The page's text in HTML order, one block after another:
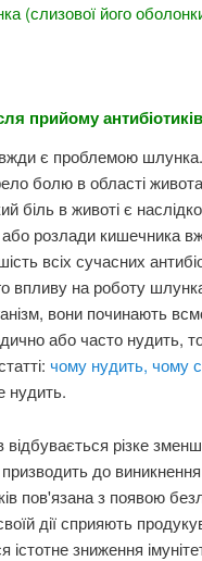
(слизової його
прийому
є проблемою
болю в області
біль в животі є
розлади кишечника
всіх сучасних
впливу на роботу
вони починають
або часто нудить,
чому нудить, чому
нудить.
різке
до
пов'язана з появою
дії сприяють
істотне зниження